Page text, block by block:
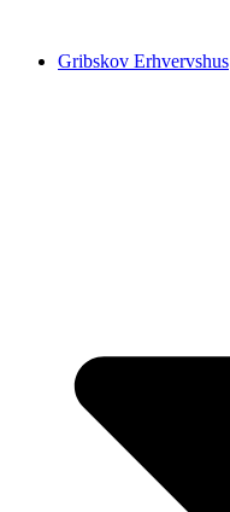
indholdGribskov Erhvervshus